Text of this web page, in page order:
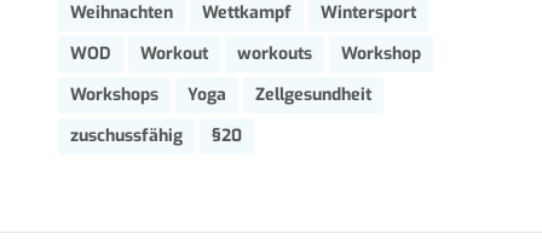
Weihnachten
Wettkampf
Wintersport
WOD
Workout workouts
Workshop
Workshops
Yoga
Zellgesundheit
zuschussfähig
§20